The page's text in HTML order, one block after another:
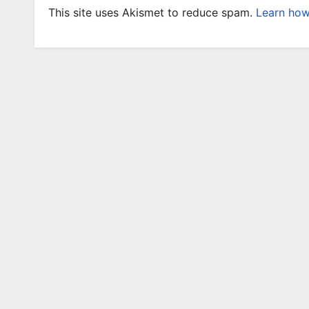
This site uses Akismet to reduce spam. Learn